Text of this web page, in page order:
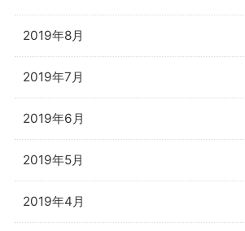
2019年8月
2019年7月
2019年6月
2019年5月
2019年4月